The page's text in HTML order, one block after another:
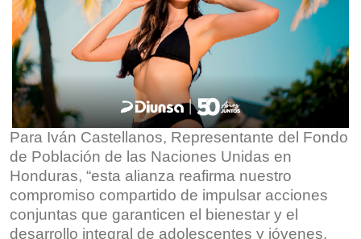
Para Iván Castellanos, Representante del Fondo
de Población de las Naciones Unidas en
Honduras, “esta alianza reafirma nuestro
compromiso compartido de impulsar acciones
conjuntas que garanticen el bienestar y el
desarrollo integral de adolescentes y jóvenes,